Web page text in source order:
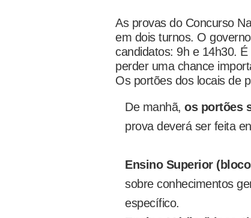
As provas do Concurso
em dois turnos. O
candidatos: 9h e 14h30.
perder uma chance
Os portões dos locais de
De manhã, os portões
prova deverá ser feita
Ensino Superior
sobre conhecimentos
específico.